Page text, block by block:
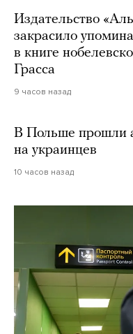
Издательство
закрасило
в книге
Грасса
9 часов назад
В Польше прошли
на украинцев
10 часов назад